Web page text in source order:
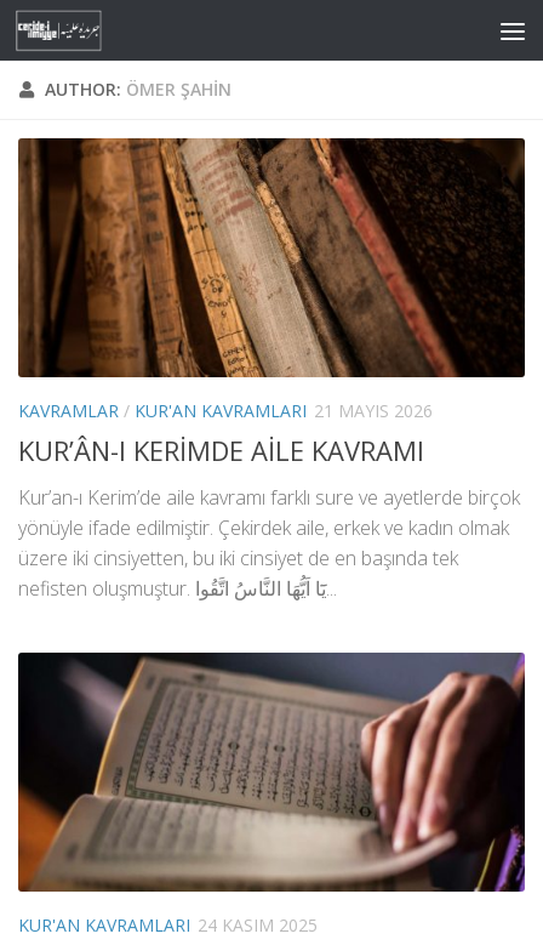
Skip to content
AUTHOR: ÖMER ŞAHIN
KAVRAMLAR / KUR'AN KAVRAMLARI 21 MAYIS 2026
KUR’ÂN-I KERİMDE AİLE KAVRAMI
Kur’an-ı Kerim’de aile kavramı farklı sure ve ayetlerde birçok
yönüyle ifade edilmiştir. Çekirdek aile, erkek ve kadın olmak
üzere iki cinsiyetten, bu iki cinsiyet de en başında tek
nefisten oluşmuştur. يَٓا اَيُّهَا النَّاسُ اتَّقُوا...
KUR'AN KAVRAMLARI 24 KASIM 2025